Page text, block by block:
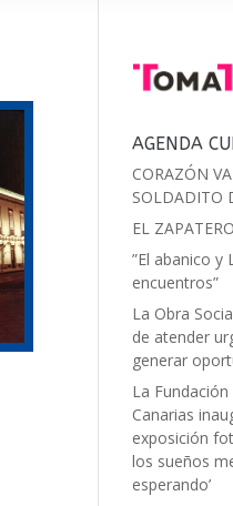
AGENDA
CORAZÓN
SOLDADITO
EL
”El abanico y
encuentros”
La Obra
de atender
generar
La
Canarias
exposición
los sueños
esperando’